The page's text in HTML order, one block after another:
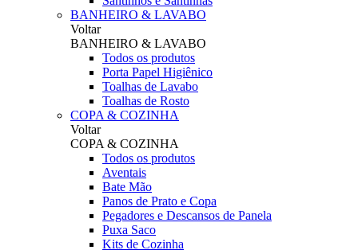
BANHEIRO & LAVABO
Voltar
BANHEIRO & LAVABO
Todos os produtos
Porta Papel Higiênico
Toalhas de Lavabo
Toalhas de Rosto
COPA & COZINHA
Voltar
COPA & COZINHA
Todos os produtos
Aventais
Bate Mão
Panos de Prato e Copa
Pegadores e Descansos de Panela
Puxa Saco
Kits de Cozinha